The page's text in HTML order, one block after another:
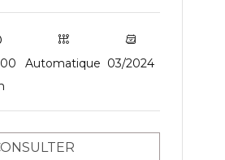
Automatique 03/2024